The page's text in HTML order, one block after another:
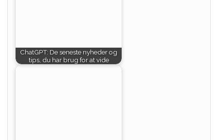
ChatGPT: De seneste nyheder og
tips, du har brug for at vide